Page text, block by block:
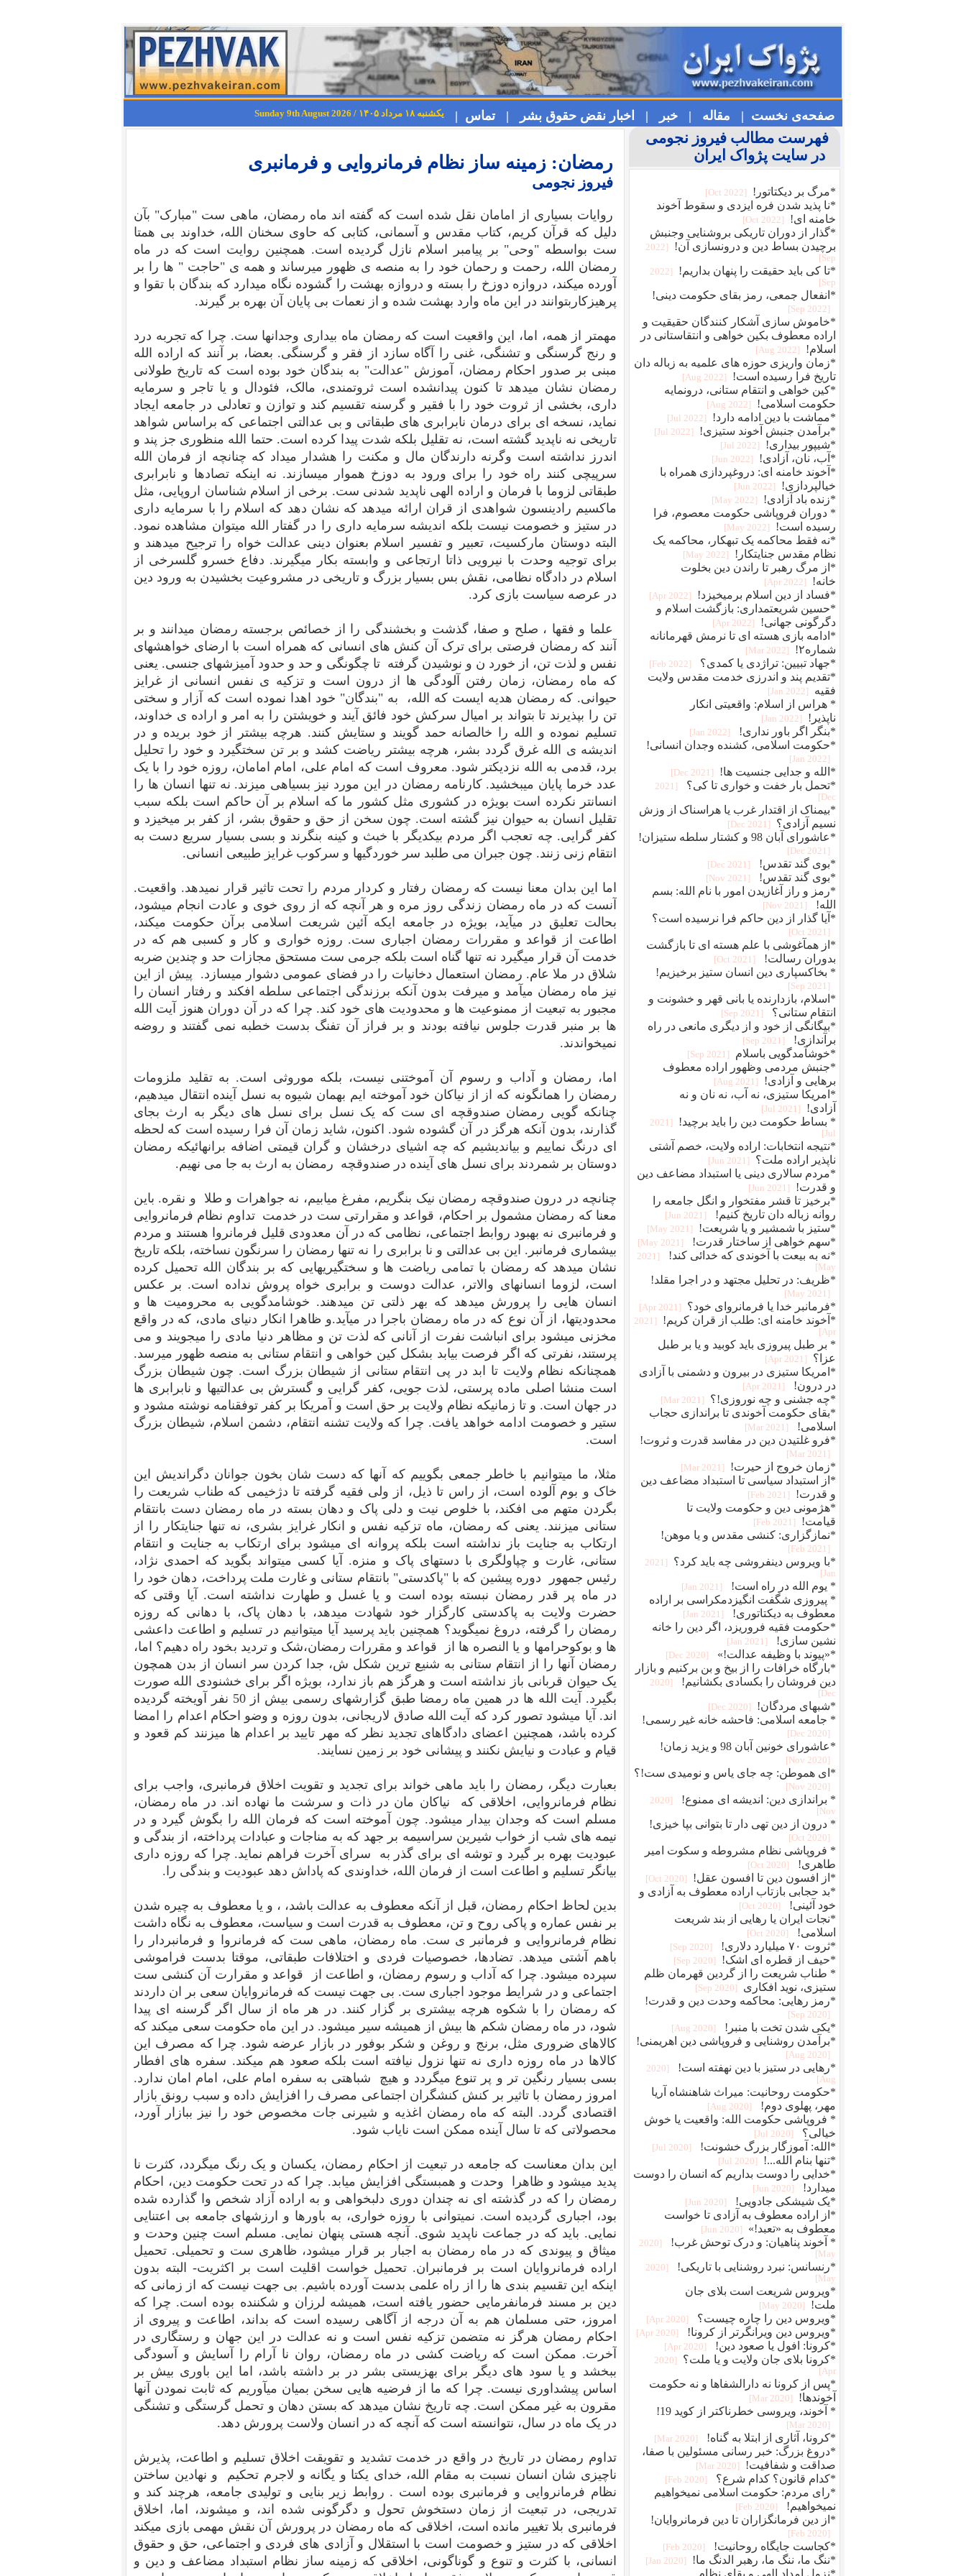
صفحه‌ی نخست | مقاله | خبر | اخبار نقض حقوق بشر | تماس | یکشنبه ۱۸ مرداد ۱۴۰۵ / Sunday 9th August 2026
رمضان: زمینه ساز نظام فرمانروایی و فرمانبری
فیروز نجومی
روایات بسیاری از امامان نقل شده است که گفته اند ماه رمضان، ماهی ست "مبارک" بآن
دلیل که قرآن کریم، کتاب مقدس و آسمانی، کتابی که حاوی سخنان الله، خداوند بی همتا
ست بواسطه "وحی" بر پیامبر اسلام نازل گردیده است. همچنین روایت است که در ماه
رمضان الله، رحمت و رحمان خود را به منصه ی ظهور میرساند و همه ی "حاجت " ها را بر
آورده میکند، دروازه دوزخ را بسته و دروازه بهشت را گشوده نگاه میدارد که بندگان با تقوا و
پرهیزکاربتوانند در این ماه وارد بهشت شده و از نعمات بی پایان آن بهره بر گیرند.
مهمتر از همه، اما، این واقعیت است که رمضان ماه بیداری وجدانها ست. چرا که تجربه درد
و رنج گرسنگی و تشنگی، غنی را آگاه سازد از فقر و گرسنگی. بعضا، بر آنند که اراده الله
مبنی بر صدور احکام رمضان، آموزش "عدالت" به بندگان خود بوده است که تاریخ طولانی
رمضان نشان میدهد تا کنون پیدانشده است ثروتمندی، مالک، فئودال و یا تاجر و سرمایه
داری، بخشی از ثروت خود را با فقیر و گرسنه تقسیم کند و توازن و تعادلی در جامعه ایجاد
نماید، نسخه ای برای درمان نابرابری های طبقاتی و بی عدالتی اجتماعی که براساس شواهد
تاریخی نه ناپدید گشته است، نه تقلیل بلکه شدت پیدا کرده است. حتما الله منظوری جز پند و
اندرز نداشته است وگرنه دارندگان مال و مکنت را هشدار میداد که چنانچه از فرمان الله
سرپیچی کنند راه خود را برای ورود به دوزخ هموار میسازند. نه اینکه تصادها و نابرابری
طبقاتی لزوما با فرمان و اراده الهی ناپدید شدنی ست. برخی از اسلام شناسان اروپایی، مثل
ماکسیم رادینسون شواهدی از قران ارائه میدهد که نشان دهد که اسلام را با سرمایه داری
در ستیز و خصومت نیست بلکه اندیشه سرمایه داری را در گفتار الله میتوان مشاهده نمود.
البته دوستان مارکسیت، تعبیر و تفسیر اسلام بعنوان دینی عدالت خواه را ترجیح میدهند و
برای توجیه وحدت با نیرویی ذاتا ارتجاعی و وابسته بکار میگیرند. دفاع خسرو گلسرخی از
اسلام در دادگاه نظامی، نقش بس بسیار بزرگ و تاریخی در مشروعیت بخشیدن به ورود دین
در عرصه سیاست بازی کرد.
علما و فقها ، صلح و صفا، گذشت و بخشندگی را از خصائص برجسته رمضان میدانند و بر
آنند که رمضان فرصتی برای ترک آن کنش های انسانی که همراه است با ارضای خواهشهای
نفس و لذت تن، از خورد ن و نوشیدن گرفته تا چگونگی و حد و حدود آمیزشهای جنسی. یعنی
که ماه رمضان، زمان رفتن آلودگی ها از درون است و تزکیه ی نفس انسانی از غرایز
حیوانی. که رمضان هدیه ایست که الله، به "بندگان" خود اهدا نموده است که آزار و سختی
تن را بپذیرند تا بتواند بر امیال سرکش خود فائق آیند و خویشتن را به امر و اراده ی خداوند،
تسلیم نموده و الله را خالصانه حمد گویند و ستایش کنند. هرچه بیشتر از خود بریده و در
اندیشه ی الله غرق گردد بشر، هرچه بیشتر ریاضت کشد و بر تن سختگیرد و خود را تحلیل
برد، قدمی به الله نزدیکتر شود. معروف است که امام علی، امام امامان، روزه خود را با یک
عدد خرما پایان میبخشید. کارنامه رمضان در این مورد نیز بسیاهی میزند. نه تنها انسان ها را
انسانتر نکرده است بویژه در کشوری مثل کشور ما که اسلام بر آن حاکم است بلکه سبب
تقلیل انسان به حیوان نیز گشته است. چون سخن از حق و حقوق بشر، از کفر بر میخیزد و
کفر گرایی. چه تعجب اگر مردم بیکدیگر با خبث و کینه بنگرند و بسی بسیار سریع دست به
انتقام زنی زنند. چون جبران می طلبد سر خوردگیها و سرکوب غرایز طبیعی انسانی.
اما این بدان معنا نیست که رمضان رفتار و کردار مردم را تحت تاثیر قرار نمیدهد. واقعیت.
آنست که در ماه رمضان زندگی روز مره و هر آنچه که از روی خوی و عادت انجام میشود،
بحالت تعلیق در میآید، بویژه در جامعه ایکه آئین شریعت اسلامی برآن حکومت میکند،
اطاعت از قواعد و مقررات رمضان اجباری ست. روزه خواری و کار و کسبی هم که در
خدمت آن قرار میگیرد نه تنها گناه است بلکه جرمی ست مستحق مجازات حد و چندین ضربه
شلاق در ملا عام. رمضان استعمال دخانیات را در فضای عمومی دشوار میسازد. پیش از این
نیز ماه رمضان میآمد و میرفت بدون آنکه برزندگی اجتماعی سلطه افکند و رفتار انسان را
مجبور به تبعیت از ممنوعیت ها و محدودیت های خود کند. چرا که در آن دوران هنوز آیت الله
ها بر منبر قدرت جلوس نیافته بودند و بر فراز آن تفنگ بدست خطبه نمی گفتند و روضه
نمیخواندند.
اما، رمضان و آداب و رسوم آن آموختنی نیست، بلکه موروثی است. به تقلید ملزومات
رمضان را همانگونه که از از نیاکان خود آموخته ایم بهمان شیوه به نسل آینده انتقال میدهیم،
چنانکه گویی رمضان صندوقچه ای ست که یک نسل برای نسل های دیگر به ارث بجای
گذارند، بدون آنکه هرگز در آن گشوده شود. اکنون، شاید زمان آن فرا رسیده است که لحظه
ای درنگ نماییم و بیاندیشیم که چه اشیای درخشان و گران قیمتی اضافه برانهائیکه رمضان
دوستان بر شمردند برای نسل های آینده در صندوقچه رمضان به ارث به جا می نهیم.
چنانچه در درون صندوقچه رمضان نیک بنگریم، مفرغ میابیم، نه جواهرات و طلا و نقره. باین
معنا که رمضان مشمول بر احکام، قواعد و مقرارتی ست در خدمت تداوم نظام فرمانروایی
و فرمانبری نه بهبود روابط اجتماعی، نظامی که در آن معدودی قلیل فرمانروا هستند و مردم
بیشماری فرمانبر. این بی عدالتی و نا برابری را نه تنها رمضان را سرنگون نساخته، بلکه تاریخ
نشان میدهد که رمضان با تمامی ریاضت ها و سختگیریهایی که بر بندگان الله تحمیل کرده
است، لزوما انسانهای والاتر، عدالت دوست و برابری خواه پروش نداده است. بر عکس
انسان هایی را پرورش میدهد که بهر ذلتی تن میدهند. خوشامدگویی به محرومیت ها و
محدودیتها، از آن نوع که در ماه رمضان باجرا در میآید.و ظاهرا انکار دنیای مادی، که در واقع
مخزنی میشود برای انباشت نفرت از آنانی که لذت تن و مظاهر دنیا مادی را میجویند و می
پرستند، نفرتی که اگر فرصت بیابد بشکل کین خواهی و انتقام ستانی به منصه ظهور میرسد.
همچنانکه نظام ولایت تا ابد در پی انتقام ستانی از شیطان بزرگ است. چون شیطان بزرگ
است منشا اصلی ماده پرستی، لذت جویی، کفر گرایی و گسترش بی عدالتیها و نابرابری ها
در جهان است. و تا زمانیکه نظام ولایت بر حق است و آمریکا بر کفر توفقنامه نوشته مشود و
ستیر و خصومت ادامه خواهد یافت. چرا که ولایت تشنه انتقام، دشمن اسلام، شیطان بزرگ
است.
مثلا، ما میتوانیم با خاطر جمعی بگوییم که آنها که دست شان بخون جوانان دگراندیش این
خاک و بوم آلوده است، از راس تا ذیل، از ولی فقیه گرفته تا دژخیمی که طناب شریعت را
بگردن متهم می افکند، با خلوص نیت و دلی پاک و دهان بسته در ماه رمضان دست بانتقام
ستانی میزنند. یعنی که رمضان، ماه تزکیه نفس و انکار غرایز بشری، نه تنها جنایتکار را از
ارتکاب به جنایت باز نداشته است بلکه پروانه ای میشود برای ارتکاب به جنایت و انتقام
ستانی، غارت و چپاولگری با دستهای پاک و منزه. آیا کسی میتواند بگوید که احمدی نژاد،
رئیس جمهور دوره پیشین که با "پاکدستی" بانتقام ستانی و غارت ملت پرداخت، دهان خود را
در ماه پر قدر رمضان نبسته بوده است و یا غسل و طهارت نداشته است. آیا وقتی که
حضرت ولایت به پاکدستی کارگزار خود شهادت میدهد، با دهان پاک، با دهانی که روزه
رمضان را گرفته، دروغ نمیگوید؟ همچنین باید پرسید آیا میتوانیم در تسلیم و اطاعت داعشی
ها و بوکوحرامها و یا النصره ها از قواعد و مقررات رمضان،شک و تردید بخود راه دهیم؟ اما،
رمضان آنها را از انتقام ستانی به شنیع ترین شکل ش، جدا کردن سر انسان از بدن همچون
یک حیوان قربانی باز نداشته است و هرگز هم باز ندارد، بویژه اگر برای خشنودی الله صورت
بگیرد. آیت الله ها در همین ماه رمضا طبق گزارشهای رسمی بیش از 50 نفر آویخته گردیده
اند. آیا میشود تصور کرد که آیت الله صادق لاریجانی، بدون روزه و وضو احکام اعدام را امضا
کرده باشد، همچنین اعضای دادگاهای تجدید نظر که مهر تایید بر اعدام ها میزنند کم قعود و
قیام و عبادت و نیایش نکنند و پیشانی خود بر زمین نسایند.
بعبارت دیگر، رمضان را باید ماهی خواند برای تجدید و تقویت اخلاق فرمانبری، واجب برای
نظام فرمانروایی، اخلاقی که نیاکان مان در ذات و سرشت ما نهاده اند. در ماه رمضان،
مسلم است که وجدان بیدار میشود. چون آموخته است که فرمان الله را بگوش گیرد و در
نیمه های شب از خواب شیرین سراسیمه بر جهد که به مناجات و عبادات پرداخته، از بندگی و
عبودیت بهره بر گیرد و توشه ای برای گذر به سرای آخرت فراهم نماید. چرا که روزه داری
بیانگر تسلیم و اطاعت است از فرمان الله، خداوندی که پاداش دهد عبودیت و بندگی را.
بدین لحاظ احکام رمضان، قبل از آنکه معطوف به عدالت باشد، ، و یا معطوف به چیره شدن
بر نفس عماره و پاکی روح و تن، معطوف به قدرت است و سیاست، معطوف به نگاه داشت
نظام فرمانروایی و فرمانبر ی ست. ماه رمضان، ماهی ست که فرمانروا و فرمانبردار را
باهم آشتی میدهد. تضادها، خصوصیات فردی و اختلافات طبقاتی، موقتا بدست فراموشی
سپرده میشود. چرا که آداب و رسوم رمضان، و اطاعت از قواعد و مقرارت آن کنشی ست
اجتماعی و در شرایط موجود اجباری ست. بی جهت نیست که فرمانروایان سعی بر ان داردند
که رمضان را با شکوه هرچه بیشتری بر گزار کنند. در هر ماه از سال اگر گرسنه ای پیدا
شود، در ماه رمضان شکم ها بیش از همیشه سیر میشود. در این ماه حکومت سعی میکند که
کالاهای ضروری مثل، برنج و روغن و شکر بوفور در بازار عرضه شود. چرا که مصرف این
کالاها در ماه روزه داری نه تنها نزول نیافته است بلکه صعود هم میکند. سفره های افطار
بسی بسیار رنگین تر و پر تنوع میگردد و هیچ شباهتی به سفره امام علی، امام امان ندارد.
امروز رمضان با تاثیر بر کنش کنشگران اجتماعی مصرف را افزایش داده و سبب رونق بازار
اقتصادی گردد. البته که ماه رمضان اغذیه و شیرنی جات مخصوص خود را نیز ببازار آورد،
محصولاتی که تا سال آینده ممکن است نایاب شود.
این بدان معناست که جامعه در تبعیت از احکام رمضان، یکسان و یک رنگ میگردد، کثرت نا
پدید میشود و ظاهرا وحدت و همبستگی افزایش میابد. چرا که در تحت حکومت دین، احکام
رمضان را که در گذشته ای نه چندان دوری دلبخواهی و به اراده آزاد شخص وا گذارده شده
بود، اجباری گردیده است. نمیتوانی با روزه خواری، به باورها و ارزشهای جامعه بی اعتنایی
نمایی. باید که در جماعت ناپدید شوی. آنچه هستی پنهان نمایی. مسلم است چنین وحدت و
میثاق و پیوندی که در ماه رمضان به اجبار بر قرار میشود، ظاهری ست و تحمیلی. تحمیل
اراده فرمانروایان است بر فرمانبران. تحمیل خواست اقلیت است بر اکثریت- البته بدون
اینکه این تقسیم بندی ها را از راه علمی بدست آورده باشیم. بی جهت نیست که از زمانی که
دین بر مسند فرمانفرمایی حضور یافته است، همیشه لرزان و شکننده بوده است. چرا که
امروز، حتی مسلمان هم به آن درجه از آگاهی رسیده است که بداند، اطاعت و پیروی از
احکام رمضان هرگز نه متضمن تزکیه نفس است و نه عدالت در این جهان و رستگاری در
آخرت. ممکن است که ریاضت کشی در ماه رمضان، روان نا آرام را آسایش و آسودگی
ببخشد و یا سود های دیگر برای بهزیستی بشر در بر داشته باشد، اما این باوری بیش بر
اساس پیشداوری نیست. چرا که ما از فرضیه هایی سخن بمیان میآوریم که ثابت نمودن آنها
مقرون به غیر ممکن است. چه تاریخ نشان میدهد که بستن دهان و تحمل گرستگی و تشنگی
در یک ماه در سال، نتوانسته است که آنچه که در انسان ولاست پرورش دهد.
تداوم رمضان در تاریخ در واقع در خدمت تشدید و تقویقت اخلاق تسلیم و اطاعت، پذیرش
ناچیزی شان انسان نسبت به مقام الله، خدای یکتا و یگانه و لاجرم تحکیم و نهادین ساختن
نظام فرمانروایی و فرمانبری بوده است . روابط زیر بنایی و تولیدی جامعه، هرچند کند و
تدریجی، در تبعیت از زمان دستخوش تحول و دگرگونی شده اند، و میشوند، اما، اخلاق
فرمانبری بلا تغییر مانده است، اخلاقی که ماه رمضان در پرورش آن نقش مهمی بازی میکند
اخلاقی که در ستیز و خصومت است با استقلال و آزادی های فردی و اجتماعی، حق و حقوق
انسانی، با کثرت و تنوع و گوناگونی، اخلاقی که زمینه ساز نظام استبداد مضاعف و دین و
فهرست مطالب فیروز نجومی
در سایت پژواک ایران
*مرگ بر دیکتاتور! [2022 Oct]
*نا پذید شدن فره ایزدی و سقوط آخوند
خامنه ای!
[2022 Oct]
*گذار از دوران تاریکی بروشنایی وجنبش
برچیدن بساط دین و درونسازی آن!
[2022
Sep]
*تا کی باید حقیقت را پنهان بداریم!
[2022
Sep]
*انفعال جمعی، رمز بقای حکومت دینی!
[2022 Sep]
*خاموش سازی آشکار کنندگان حقیقیت و
اراده معطوف بکین خواهی و انتقاستانی در
اسلام!
[2022 Aug]
*زمان واریزی حوزه های علمیه به زباله دان
تاریخ فرا رسیده است!
[2022 Aug]
*کین خواهی و انتقام ستانی، درونمایه
حکومت اسلامی!
[2022 Aug]
*مماشت با دین ادامه دارد! [2022 Jul]
*برآمدن جنبش آخوند ستیزی! [2022 Jul]
*شیپور بیداری! [2022 Jul]
*آب، نان، آزادی! [2022 Jun]
*آخوند خامنه ای: دروغپردازی همراه با
خیالپردازی!
[2022 Jun]
*زنده باد آزادی! [2022 May]
* دوران فروپاشی حکومت معصوم، فرا
رسیده است!
[2022 May]
*نه فقط محاکمه یک تبهکار، محاکمه یک
نظام مقدس جنایتکار!
[2022 May]
*از مرگ رهبر تا راندن دین بخلوت
خانه!
[2022 Apr]
*فساد از دین اسلام برمیخیزد! [2022 Apr]
*حسین شریعتمداری: بازگشت اسلام و
دگرگونی جهانی!
[2022 Apr]
*ادامه بازی هسته ای تا نرمش قهرمانانه
شماره۲!
[2022 Mar]
*جهاد تبیین: تراژدی یا کمدی؟ [2022 Feb]
*تقدیم پند و اندرزی خدمت مقدس ولایت
فقیه
[2022 Jan]
* هراس از اسلام: واقعیتی انکار
ناپذیر!
[2022 Jan]
*بنگر اگر باور نداری! [2022 Jan]
*حکومت اسلامی، کشنده وجدان انسانی!
[2022 Jan]
*الله و جدایی جنسیت ها! [2021 Dec]
*تحمل بار خفت و خواری تا کی؟
[2021
Dec]
*بیمناک از اقتدار غرب یا هراسناک از وزش
نسیم آزادی؟
[2021 Dec]
*عاشورای آبان 98 و کشتار سلطه ستیزان!
[2021 Dec]
*بوی گند تقدس! [2021 Dec]
*بوی گند تقدس! [2021 Nov]
*رمز و راز آغازیدن امور با نام الله: بسم
الله!
[2021 Nov]
*آیا گذار از دین حاکم فرا نرسیده است؟
[2021 Oct]
*از همآغوشی با علم هسته ای تا بازگشت
بدوران رسالت!
[2021 Oct]
* بخاکسپاری دین انسان ستیز برخیزیم!
[2021 Sep]
*اسلام، بازدارنده یا بانی قهر و خشونت و
انتقام ستانی؟
[2021 Sep]
*بیگانگی از خود و از دیگری مانعی در راه
برآندازی!
[2021 Sep]
*خوشآمدگویی باسلام [2021 Sep]
*جنبش مردمی وظهور اراده معطوف
برهایی و آزادی!
[2021 Aug]
*امریکا ستیزی، نه آب، نه نان و نه
آزادی!
[2021 Jul]
* بساط حکومت دین را باید برچید!
[2021
Jul]
*نتیجه انتخابات: اراده ولایت، خصم آشتی
ناپذیر اراده ملت؟
[2021 Jun]
*مردم سالاری دینی یا استبداد مضاعف دین
و قدرت!
[2021 Jun]
*برخیز تا قشر مفتخوار و انگل جامعه را
روانه زباله دان تاریخ کنیم!
[2021 Jun]
*ستیز با شمشیر و یا شریعت! [2021 May]
*سهم خواهی از ساختار قدرت! [2021 May]
*نه به بیعت با آخوندی که خدائی کند!
[2021
May]
*ظریف: در تحلیل مجتهد و در اجرا مقلد!
[2021 May]
*فرمانبر خدا یا فرمانروای خود؟ [2021 Apr]
*آخوند خامنه ای: طلب از قران کریم!
[2021
Apr]
* بر طبل پیروزی باید کوبید و یا بر طبل
عزا؟
[2021 Apr]
*امریکا ستیزی در بیرون و دشمنی با آزادی
در درون!
[2021 Apr]
*چه جشنی و چه نوروزی!؟ [2021 Mar]
*بقای حکومت آخوندی تا براندازی حجاب
اسلامی!
[2021 Mar]
*فرو غلتیدن دین در مفاسد قدرت و ثروت!
[2021 Mar]
*زمان خروج از حیرت! [2021 Mar]
*از استبداد سیاسی تا استبداد مضاعف دین
و قدرت!
[2021 Feb]
*هژمونی دین و حکومت ولایت تا
قیامت!
[2021 Feb]
*نمازگزاری: کنشی مقدس و یا موهن!
[2021 Feb]
*با ویروس دینفروشی چه باید کرد؟
[2021
Jan]
* یوم الله در راه است! [2021 Jan]
* پیروزی شگفت انگیزدمکراسی بر اراده
معطوف به دیکتاتوری!
[2021 Jan]
*حکومت فقیه فروریزد، اگر دین را خانه
نشین سازی!
[2021 Jan]
*«پیوند با وظیفه عدالت!» [2020 Dec]
*بارگاه خرافات را از بیخ و بن برکنیم و بازار
دین فروشان را بکسادی بکشانیم!
[2020
Dec]
*شبهای مردگان! [2020 Dec]
* جامعه اسلامی: فاحشه خانه غیر رسمی!
[2020 Dec]
*عاشورای خونین آبان 98 و یزید زمان!
[2020 Nov]
*ای هموطن: چه جای یاس و نومیدی ست!؟
[2020 Nov]
* براندازی دین: اندیشه ای ممنوع!
[2020
Nov]
* درون از دین تهی دار تا بتوانی بپا خیزی!
[2020 Oct]
* فروپاشی نظام مشروطه و سکوت امیر
طاهری!
[2020 Oct]
*از افسون دین تا افسون عقل! [2020 Oct]
*بد حجابی بازتاب اراده معطوف به آزادی و
خود آئینی!
[2020 Oct]
*نجات ایران یا رهایی از بند شریعت
اسلامی!
[2020 Oct]
*ثروت ۷۰ میلیارد دلاری! [2020 Sep]
*حیف از قطره ای اشک! [2020 Sep]
* طناب شریعت را از گردین قهرمان ظلم
ستیزی، نوید افکاری
[2020 Sep]
*رمز رهایی: محاکمه وحدت دین و قدرت!
[2020 Sep]
*یکی شدن تخت با منبر! [2020 Aug]
*برآمدن روشنایی و فروپاشی دین اهریمنی!
[2020 Aug]
*رهایی در ستیز با دین نهفته است!
[2020
Aug]
*حکومت روحانیت: میراث شاهنشاه آریا
مهر، پهلوی دوم!
[2020 Aug]
* فروپاشی حکومت الله: واقعیت یا خوش
خیالی؟
[2020 Jul]
*الله: آموزگار بزرگ خشونت! [2020 Jul]
*تنها بنام الله...! [2020 Jul]
*خدایی را دوست بداریم که انسان را دوست
میدارد!
[2020 Jun]
*یک شیشکی جادویی! [2020 Jun]
*از اراده معطوف به آزادی تا خواست
معطوف به «تعبد!»
[2020 Jun]
* آخوند پناهیان: و درک توحش غرب!
[2020
May]
*رنسانس: نبرد روشنایی با تاریکی!
[2020
May]
*ویروس شریعت است بلای جان
ملت!
[2020 May]
*ویروس دین را چاره چیست؟ [2020 Apr]
*ویروس دین ویرانگرتر از کرونا! [2020 Apr]
*کرونا: افول یا صعود دین! [2020 Apr]
*کرونا بلای جان ولایت و یا ملت؟
[2020
Apr]
*پس از کرونا نه دارالشفاها و نه حکومت
آخوندها!
[2020 Mar]
* آخوند، ویروسی خطرناکتر از کوید 19!
[2020 Mar]
*کرونا، آثاری از ابتلا به گناه! [2020 Mar]
*دروغ بزرگ: خبر رسانی مسئولین با صفا،
صداقت و شفافیت!
[2020 Mar]
*کدام قانون؟ کدام شرع؟ [2020 Feb]
*رای مردم: حکومت اسلامی نمیخواهیم
نمیخواهیم!
[2020 Feb]
*از دین فرمانگزاران تا دین فرمانروایان!
[2020 Feb]
*کجاست جایگاه روحانیت! [2020 Feb]
*ننگ ما، ننگ ما، رهبر الدنگ ما! [2020 Jan]
*نزول امداد الهی و بقای نظام